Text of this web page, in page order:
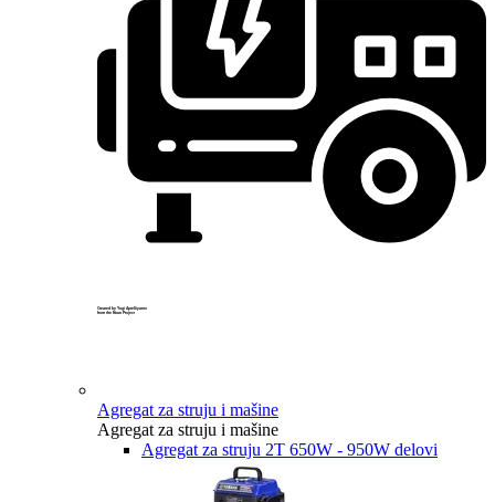
Created by Yogi Aprelliyanto
from the Noun Project
Agregat za struju i mašine
Agregat za struju i mašine
Agregat za struju 2T 650W - 950W delovi